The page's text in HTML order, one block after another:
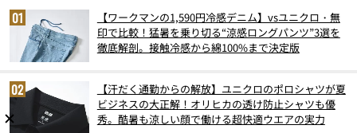
【ワークマンの1,590円冷感デニム】vsユニクロ・無
印で比較！猛暑を乗り切る“涼感ロングパンツ”3選を
徹底解剖。接触冷感から綿100%まで決定版
【汗だく通勤からの解放】ユニクロのポロシャツが夏
ビジネスの大正解！オリヒカの透け防止シャツも優
秀。酷暑も涼しい顔で働ける超快適ウエアの実力